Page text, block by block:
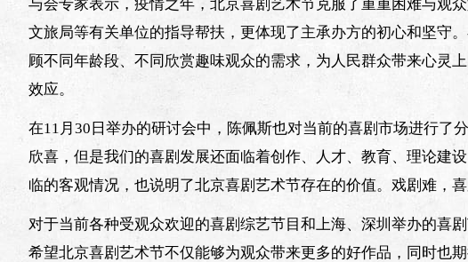
与会专家表示，疫情之年，北京喜剧艺术节克服了重重困难与观
文旅局等有关单位的指导帮扶，更体现了主承办方的初心和坚守
顾不同年龄段、不同欣赏趣味观众的需求，为人民群众带来心灵
效应。
在11月30日举办的研讨会中，陈佩斯也对当前的喜剧市场进行了
欣喜，但是我们的喜剧发展还面临着创作、人才、教育、理论建
临的客观情况，也说明了北京喜剧艺术节存在的价值。戏剧难，
对于当前各种受观众欢迎的喜剧综艺节目和上海、深圳举办的喜
希望北京喜剧艺术节不仅能够为观众带来更多的好作品，同时也